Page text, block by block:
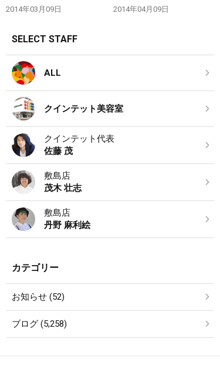
2014年03月09日 2014年04月09日
SELECT STAFF
ALL
クインテット美容室
クインテット代表
佐藤 茂
敷島店
茂木 壮志
敷島店
丹野 麻利絵
カテゴリー
お知らせ (52)
ブログ (5,258)